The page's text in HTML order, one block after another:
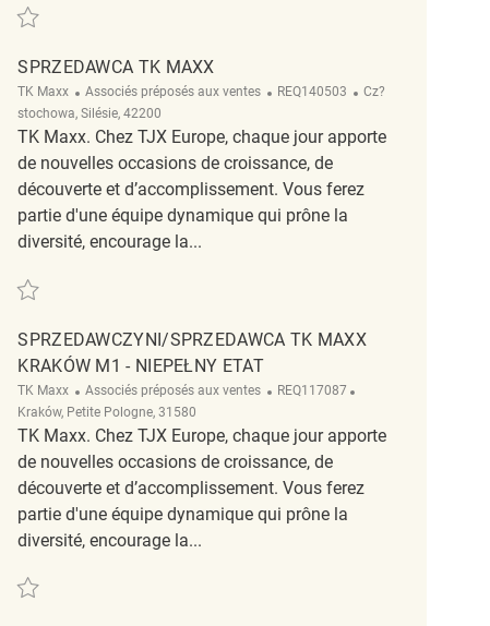
Sauvegarder Sprzedawca TK Maxx M1 Czeladź niepełny etat REQ141322
SPRZEDAWCA TK MAXX
TK Maxx Catégorie
Associés préposés aux ventes ReqId
REQ140503 Emplacement
Cz?
stochowa, Silésie, 42200
TK Maxx. Chez TJX Europe, chaque jour apporte
de nouvelles occasions de croissance, de
découverte et d’accomplissement. Vous ferez
partie d'une équipe dynamique qui prône la
diversité, encourage la...
SPRZEDAWCZYNI/SPRZEDAWCA TK MAXX
KRAKÓW M1 - NIEPEŁNY ETAT
TK Maxx Catégorie
Associés préposés aux ventes ReqId
REQ117087
Kraków, Petite Pologne, 31580
TK Maxx. Chez TJX Europe, chaque jour apporte
de nouvelles occasions de croissance, de
découverte et d’accomplissement. Vous ferez
partie d'une équipe dynamique qui prône la
diversité, encourage la...
Sauvegarder Sprzedawczyni/Sprzedawca TK Maxx Kraków M1 - niepełny